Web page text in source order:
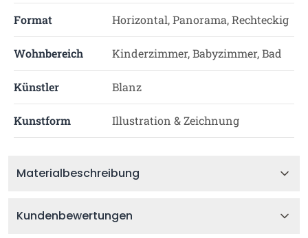
Format Horizontal, Panorama, Rechteckig
Wohnbereich Kinderzimmer, Babyzimmer, Bad
Künstler Blanz
Kunstform Illustration & Zeichnung
Materialbeschreibung
Kundenbewertungen